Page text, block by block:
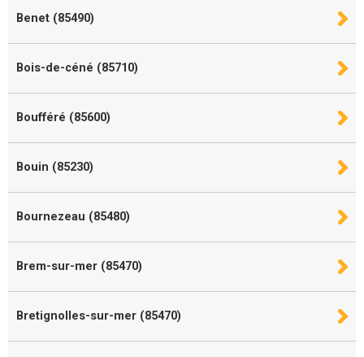
Benet (85490)
Bois-de-céné (85710)
Boufféré (85600)
Bouin (85230)
Bournezeau (85480)
Brem-sur-mer (85470)
Bretignolles-sur-mer (85470)